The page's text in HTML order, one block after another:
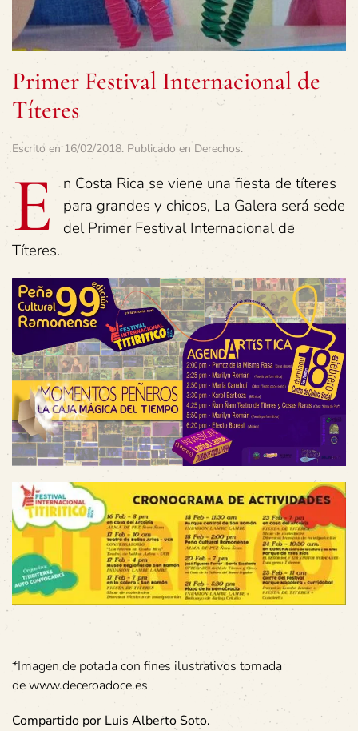
Primer Festival Internacional de
Títeres
Escrito en16/02/2018. Publicado en Derechos.
E
n Costa Rica se viene una fiesta de títeres
para grandes y chicos, La Galera será sede
del Primer Festival Internacional de
Títeres.
*Imagen de potada con fines ilustrativos tomada
de www.deceroadoce.es
Compartido por Luis Alberto Soto.